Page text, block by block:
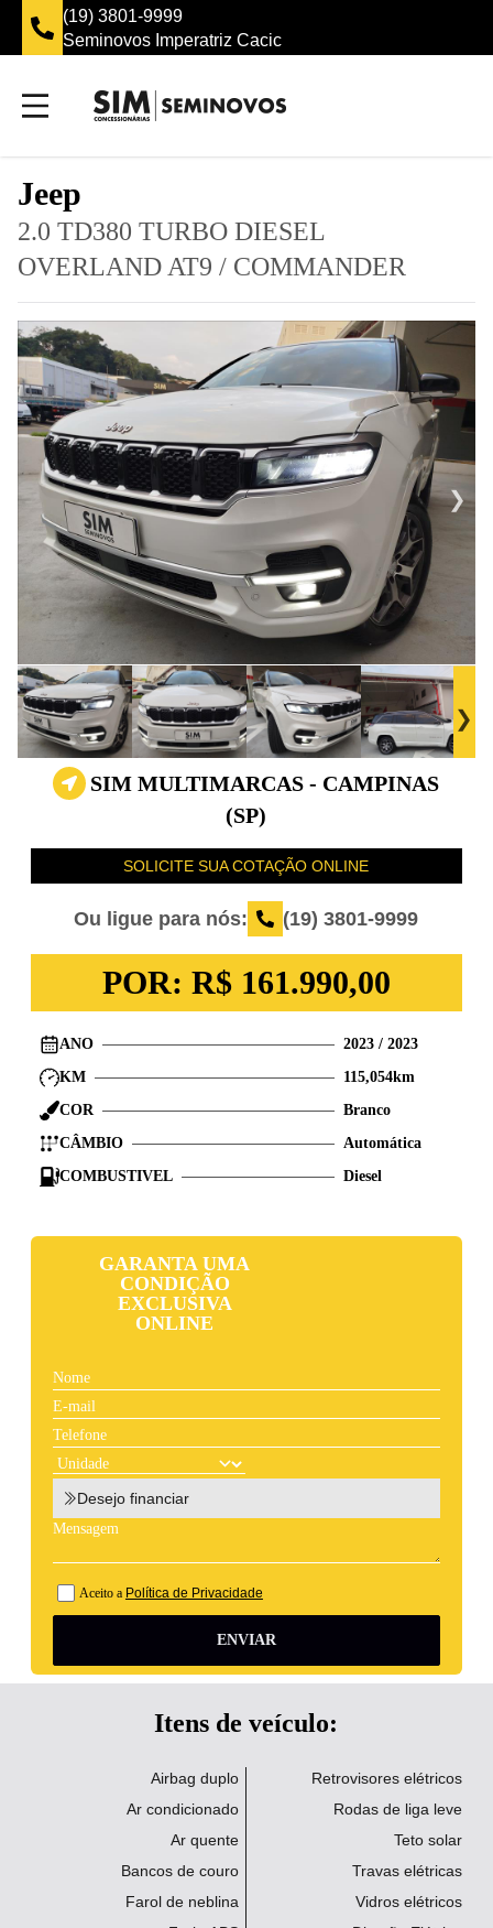
(19) 3801-9999
Seminovos Imperatriz Cacic
Jeep
2.0 TD380 TURBO DIESEL
OVERLAND AT9 / COMMANDER
SIM MULTIMARCAS - CAMPINAS
(SP)
SOLICITE SUA COTAÇÃO ONLINE
Ou ligue para nós: (19) 3801-9999
POR: R$ 161.990,00
ANO 2023/ 2023
KM
115,054km
COR
Branco
CÂMBIO
Automática
COMBUSTIVEL
Diesel
GARANTA UMA
CONDIÇÃO
EXCLUSIVA
ONLINE
Desejo financiar
Aceito a Política de Privacidade
ENVIAR
Itens de veículo:
Airbag duplo
Ar condicionado
Ar quente
Bancos de couro
Farol de neblina
Retrovisores elétricos
Rodas de liga leve
Teto solar
Travas elétricas
Vidros elétricos